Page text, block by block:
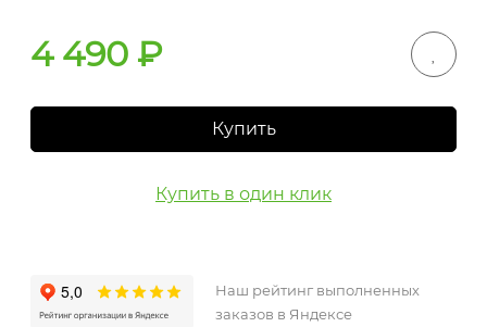
4 490 ₽
Купить
Купить в один клик
Наш рейтинг выполненных
заказов в Яндексе